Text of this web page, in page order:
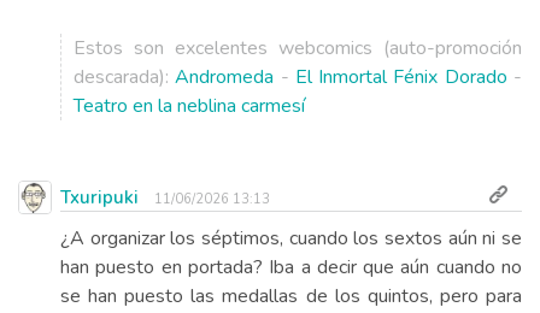
Estos son excelentes webcomics (auto-promoción
descarada):Andromeda - El Inmortal Fénix Dorado -
Teatro en la neblina carmesí
Txuripuki 11/06/2026 13:13
¿A organizar los séptimos, cuando los sextos aún ni se
han puesto en portada? Iba a decir que aún cuando no
se han puesto las medallas de los quintos, pero para